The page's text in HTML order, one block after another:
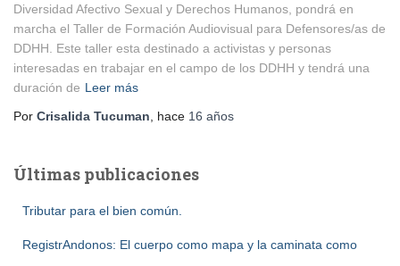
Diversidad Afectivo Sexual y Derechos Humanos, pondrá en
marcha el Taller de Formación Audiovisual para Defensores/as de
DDHH. Este taller esta destinado a activistas y personas
interesadas en trabajar en el campo de los DDHH y tendrá una
duración de Leer más
Por Crisalida Tucuman , hace 16 años
Últimas publicaciones
Tributar para el bien común.
RegistrAndonos: El cuerpo como mapa y la caminata como